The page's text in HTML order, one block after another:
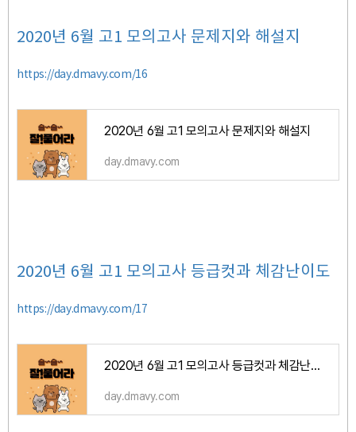
2020년 6월 고1 모의고사 문제지와 해설지
https://day.dmavy.com/16
2020년 6월 고1 모의고사 문제지와 해설지
day.dmavy.com
2020년 6월 고1 모의고사 등급컷과 체감난이도
https://day.dmavy.com/17
2020년 6월 고1 모의고사 등급컷과 체감난이도
day.dmavy.com